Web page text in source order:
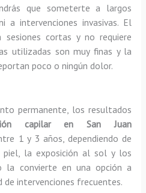
que someterte a largos
a intervenciones invasivas. El
cortas y no requiere
utilizadas son muy finas y la
poco o ningún dolor.
permanente, los resultados
capilar en San Juan
1 y 3 años, dependiendo de
la exposición al sol y los
la convierte en una opción a
de intervenciones frecuentes.